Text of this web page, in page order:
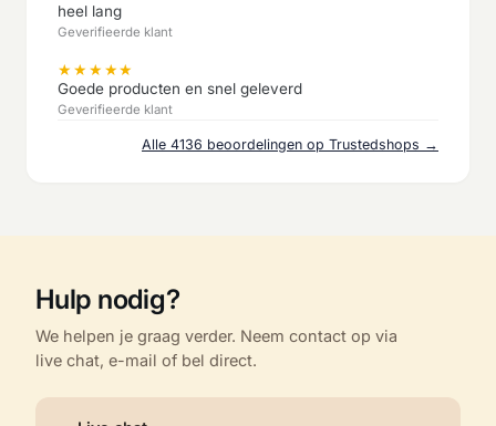
heel lang
Geverifieerde klant
★★★★★
Goede producten en snel geleverd
Geverifieerde klant
Alle 4136 beoordelingen op Trustedshops →
Hulp nodig?
We helpen je graag verder. Neem contact op via
live chat, e-mail of bel direct.